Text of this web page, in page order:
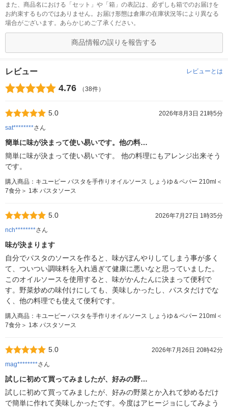
また、商品名における「セット」や「箱」の表記は、必ずしも箱でのお届けを
お約束するものではありません。お届け形態は倉庫の在庫状況等により異なる
場合がございます。あらかじめご了承ください。
商品情報の誤りを報告する
レビュー レビューとは
4.76 （38件）
5.0
2026年8月3日 21時5分
sat********さん
簡単に味が決まって使い易いです。他の料…
簡単に味が決まって使い易いです。 他の料理にもアレンジ出来そう
です。
購入商品：キユーピー パスタを手作りオイルソース しょうゆ＆ペパー 210ml＜
7食分＞ 1本 パスタソース
5.0
2026年7月27日 1時35分
nch********さん
味が決まります
自分でパスタのソースを作ると、味がぼんやりしてしまう事が多く
て、ついつい調味料を入れ過ぎて健康に悪いなと思っていました。
このオイルソースを使用すると、味がかんたんに決まって便利で
す。野菜炒めの味付けにしても、美味しかったし、パスタだけでな
く、他の料理でも使えて便利です。
購入商品：キユーピー パスタを手作りオイルソース しょうゆ＆ペパー 210ml＜
7食分＞ 1本 パスタソース
5.0
2026年7月26日 20時42分
mag********さん
試しに初めて買ってみましたが、好みの野…
試しに初めて買ってみましたが、好みの野菜とか入れて炒めるだけ
で簡単に作れて美味しかったです。今度はアヒージョにしてみよう